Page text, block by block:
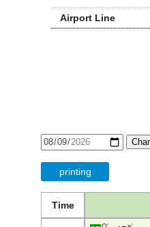
Airport Line
printing
Time